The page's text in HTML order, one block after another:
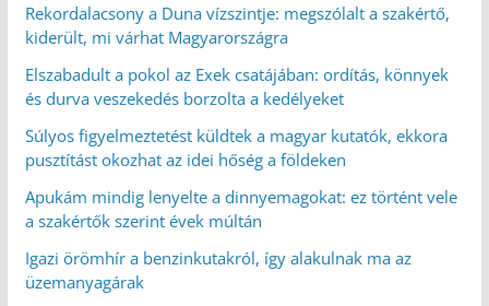
Rekordalacsony a Duna vízszintje: megszólalt a szakértő,
kiderült, mi várhat Magyarországra
Elszabadult a pokol az Exek csatájában: ordítás, könnyek
és durva veszekedés borzolta a kedélyeket
Súlyos figyelmeztetést küldtek a magyar kutatók, ekkora
pusztítást okozhat az idei hőség a földeken
Apukám mindig lenyelte a dinnyemagokat: ez történt vele
a szakértők szerint évek múltán
Igazi örömhír a benzinkutakról, így alakulnak ma az
üzemanyagárak